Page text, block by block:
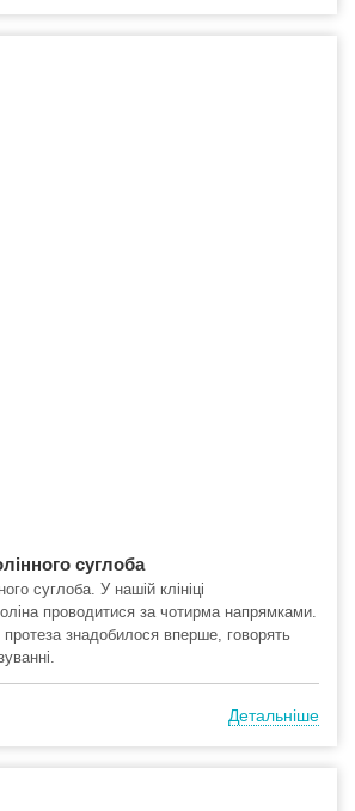
суглоба
суглоба. У нашій клініці
проводитися за чотирма напрямками.
знадобилося вперше, говорять
Детальніше